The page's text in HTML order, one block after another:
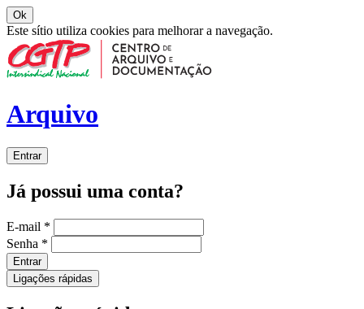
Ok
Este sítio utiliza cookies para melhorar a navegação.
Arquivo
Entrar
Já possui uma conta?
E-mail *
Senha *
Entrar
Ligações rápidas